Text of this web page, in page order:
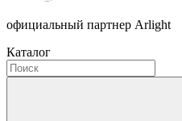
официальный партнер Arlight
Каталог